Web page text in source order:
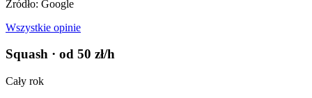
Źródło: Google
Wszystkie opinie
Squash · od 50 zł/h
Cały rok